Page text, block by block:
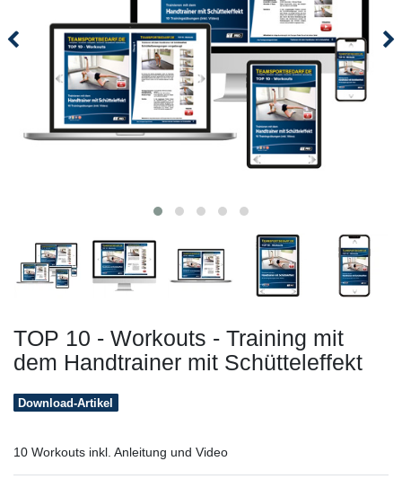
TOP 10 - Workouts - Training mit
dem Handtrainer mit Schütteleffekt
Download-Artikel
10 Workouts inkl. Anleitung und Video